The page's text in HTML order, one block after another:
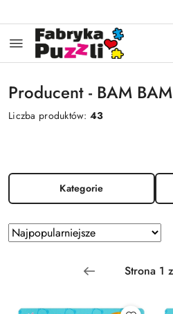
Producent - BAM BAM
Liczba produktów:43
Kategorie
Zastosowano
sortowanie:
Najpopularniejsze.
Sortuj
według